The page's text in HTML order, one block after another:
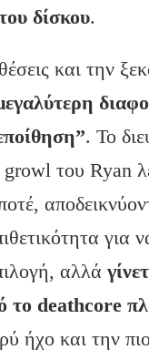
δίσκου.
και την
. Το
του Ryan
για
αλλά
το deathcore
ήχο και την